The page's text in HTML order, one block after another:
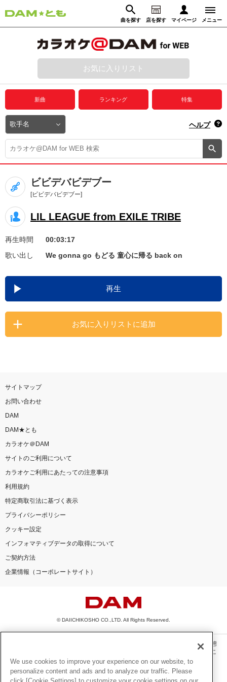
曲を探す 店を探す マイページ メニュー
動画からさがす 録音からさがす
ログイン
プレミアムサービス
DAM★とも動画
DAM★とも録音
カラオケ＠DAM
ユーザー検索
キャンペーン
お知らせ よくあるご質問
DAMの新曲・ランキングなど
カラオケ最新情報をチェック！
お気に入りリスト
新曲 ランキング 特集
ヘルプ
ビビデバビデブー
[ビビデバビデブー]
LIL LEAGUE from EXILE TRIBE
再生時間
00:03:17
歌い出し
We gonna go もどる 童心に帰る back on
再生
お気に入りリストに追加
サイトマップ
お問い合わせ
DAM
DAM★とも
カラオケ＠DAM
サイトのご利用について
カラオケご利用にあたっての注意事項
利用規約
特定商取引法に基づく表示
プライバシーポリシー
クッキー設定
インフォマティブデータの取得について
ご契約方法
企業情報（コーポレートサイト）
© DAIICHIKOSHO CO.,LTD. All Rights Reserved.
このサイトに掲載されている一切の文章・画像・写真・動画・音声等を、手段や形態
を問わず、著作権法の定める範囲を超えて無断で複製、転載、ファイル化などするこ
とを禁じます。
楽曲及びコンテンツは、機種によりご利用いただけない場合があります。
We use cookies to improve your experience on our website, to
personalize content and ads and to analyze our traffic. Please